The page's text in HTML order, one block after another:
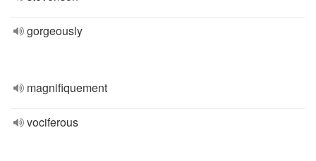
gorgeously
magnifiquement
vociferous